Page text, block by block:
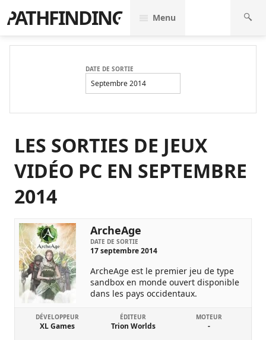
PATHFINDING Menu
DATE DE SORTIE
Septembre 2014
LES SORTIES DE JEUX
VIDÉO PC EN SEPTEMBRE
2014
ArcheAge
DATE DE SORTIE
17 septembre 2014
ArcheAge est le premier jeu de type
sandbox en monde ouvert disponible
dans les pays occidentaux.
DÉVELOPPEUR
XL Games
ÉDITEUR
Trion Worlds
MOTEUR
-